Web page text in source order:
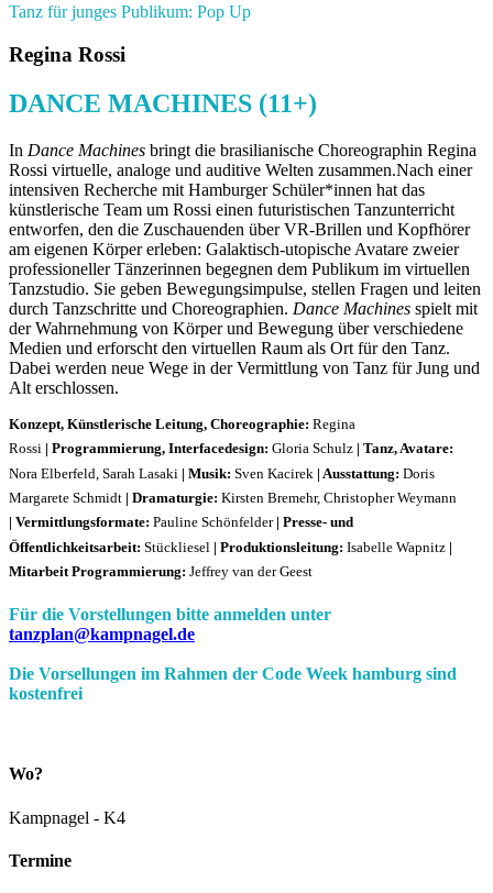
Tanz für junges Publikum: Pop Up
Regina Rossi
DANCE MACHINES (11+)
In Dance Machines bringt die brasilianische Choreographin Regina
Rossi virtuelle, analoge und auditive Welten zusammen.Nach einer
intensiven Recherche mit Hamburger Schüler*innen hat das
künstlerische Team um Rossi einen futuristischen Tanzunterricht
entworfen, den die Zuschauenden über VR-Brillen und Kopfhörer
am eigenen Körper erleben: Galaktisch-utopische Avatare zweier
professioneller Tänzerinnen begegnen dem Publikum im virtuellen
Tanzstudio. Sie geben Bewegungsimpulse, stellen Fragen und leiten
durch Tanzschritte und Choreographien. Dance Machines spielt mit
der Wahrnehmung von Körper und Bewegung über verschiedene
Medien und erforscht den virtuellen Raum als Ort für den Tanz.
Dabei werden neue Wege in der Vermittlung von Tanz für Jung und
Alt erschlossen.
Konzept, Künstlerische Leitung, Choreographie: Regina
Rossi | Programmierung, Interfacedesign: Gloria Schulz | Tanz, Avatare:
Nora Elberfeld, Sarah Lasaki | Musik: Sven Kacirek | Ausstattung: Doris
Margarete Schmidt | Dramaturgie: Kirsten Bremehr, Christopher Weymann
| Vermittlungsformate: Pauline Schönfelder | Presse- und
Öffentlichkeitsarbeit: Stückliesel | Produktionsleitung: Isabelle Wapnitz |
Mitarbeit Programmierung: Jeffrey van der Geest
Für die Vorstellungen bitte anmelden unter
tanzplan@kampnagel.de
Die Vorsellungen im Rahmen der Code Week hamburg sind
kostenfrei
Wo?
Kampnagel - K4
Termine